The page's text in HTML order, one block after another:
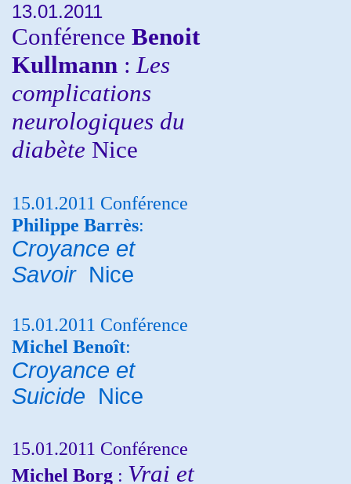
13.01.2011
Conférence Benoit
Kullmann : Les
complications
neurologiques du
diabète Nice
15.01.2011 Conférence
Philippe Barrès:
Croyance et
Savoir Nice
15.01.2011 Conférence
Michel Benoît:
Croyance et
Suicide Nice
15.01.2011 Conférence
Michel Borg : Vrai et